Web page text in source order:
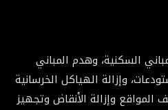
السكنية، وهدم المباني
وإزالة الهياكل الخرسانية
المواقع وإزالة الأنقاض وتجهيز